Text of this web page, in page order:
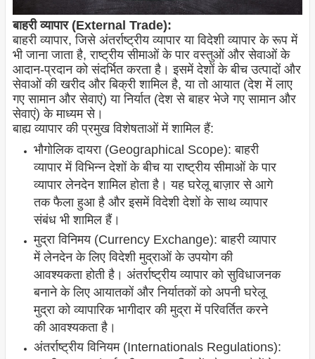
बाहरी व्यापार (External Trade):
बाहरी व्यापार, जिसे अंतर्राष्ट्रीय व्यापार या विदेशी व्यापार के रूप में
भी जाना जाता है, राष्ट्रीय सीमाओं के पार वस्तुओं और सेवाओं के
आदान-प्रदान को संदर्भित करता है। इसमें देशों के बीच उत्पादों और
सेवाओं की खरीद और बिक्री शामिल है, या तो आयात (देश में लाए
गए सामान और सेवाएं) या निर्यात (देश से बाहर भेजे गए सामान और
सेवाएं) के माध्यम से।
बाह्य व्यापार की प्रमुख विशेषताओं में शामिल हैं:
भौगोलिक दायरा (Geographical Scope): बाहरी
व्यापार में विभिन्न देशों के बीच या राष्ट्रीय सीमाओं के पार
व्यापार लेनदेन शामिल होता है। यह घरेलू बाज़ार से आगे
तक फैला हुआ है और इसमें विदेशी देशों के साथ व्यापार
संबंध भी शामिल हैं।
मुद्रा विनिमय (Currency Exchange): बाहरी व्यापार
में लेनदेन के लिए विदेशी मुद्राओं के उपयोग की
आवश्यकता होती है। अंतर्राष्ट्रीय व्यापार को सुविधाजनक
बनाने के लिए आयातकों और निर्यातकों को अपनी घरेलू
मुद्रा को व्यापारिक भागीदार की मुद्रा में परिवर्तित करने
की आवश्यकता है।
अंतर्राष्ट्रीय विनियम (Internationals Regulations):